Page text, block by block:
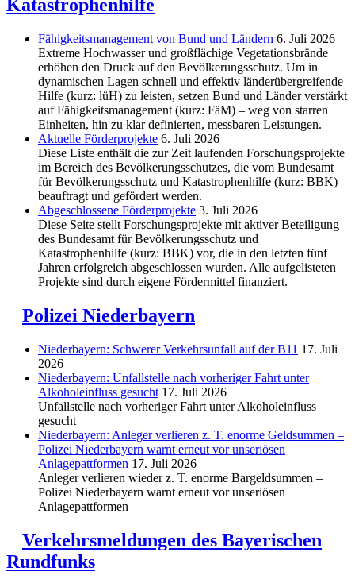
Katastrophenhilfe
Fähigkeitsmanagement von Bund und Ländern 6. Juli 2026
Extreme Hochwasser und großflächige Vegetationsbrände
erhöhen den Druck auf den Bevölkerungsschutz. Um in
dynamischen Lagen schnell und effektiv länderübergreifende
Hilfe (kurz: lüH) zu leisten, setzen Bund und Länder verstärkt
auf Fähigkeitsmanagement (kurz: FäM) – weg von starren
Einheiten, hin zu klar definierten, messbaren Leistungen.
Aktuelle Förderprojekte 6. Juli 2026
Diese Liste enthält die zur Zeit laufenden Forschungsprojekte
im Bereich des Be­völkerungs­schutzes, die vom Bundesamt
für Bevölkerungsschutz und Katastrophenhilfe (kurz: BBK)
beauftragt und gefördert werden.
Abgeschlos­sene Förderprojekte 3. Juli 2026
Diese Seite stellt Forschungsprojekte mit aktiver Beteiligung
des Bundesamt für Bevölkerungsschutz und
Katastrophenhilfe (kurz: BBK) vor, die in den letzten fünf
Jahren erfolgreich abgeschlossen wurden. Alle aufgelisteten
Projekte sind durch eigene Fördermittel finanziert.
Polizei Niederbayern
Niederbayern: Schwerer Verkehrsunfall auf der B11 17. Juli
2026
Niederbayern: Unfallstelle nach vorheriger Fahrt unter
Alkoholeinfluss gesucht 17. Juli 2026
Unfallstelle nach vorheriger Fahrt unter Alkoholeinfluss
gesucht
Niederbayern: Anleger verlieren z. T. enorme Geldsummen –
Polizei Niederbayern warnt erneut vor unseriösen
Anlagepattformen 17. Juli 2026
Anleger verlieren wieder z. T. enorme Bargeldsummen –
Polizei Niederbayern warnt erneut vor unseriösen
Anlagepattformen
Verkehrsmeldungen des Bayerischen
Rundfunks